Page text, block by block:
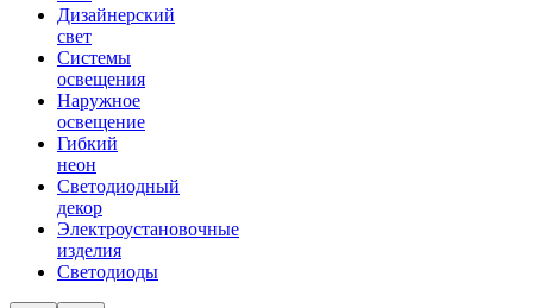
Дизайнерский
свет
Системы
освещения
Наружное
освещение
Гибкий
неон
Светодиодный
декор
Электроустановочные
изделия
Светодиоды